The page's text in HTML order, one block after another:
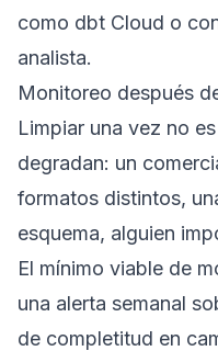
como dbt Cloud o
analista.
Monitoreo después
Limpiar una vez no
degradan: un
formatos distintos,
esquema, alguien
El mínimo viable de
una alerta semanal
de completitud en